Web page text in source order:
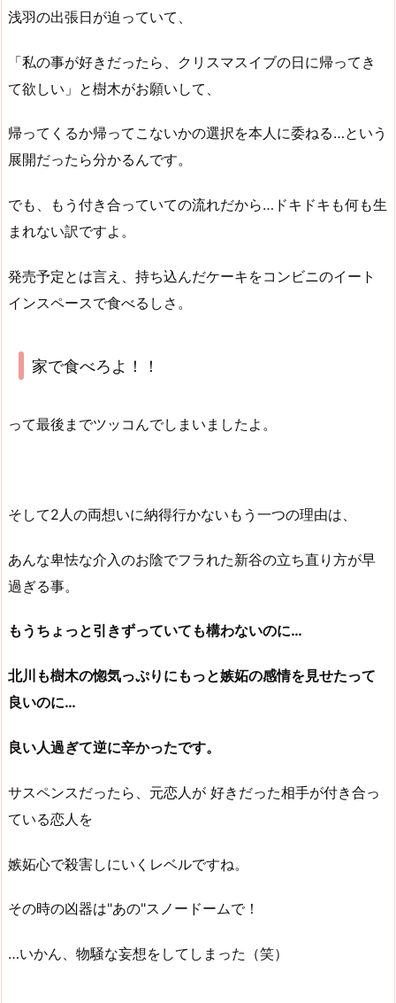
浅羽の出張日が迫っていて、
「私の事が好きだったら、クリスマスイブの日に帰ってき
て欲しい」と樹木がお願いして、
帰ってくるか帰ってこないかの選択を本人に委ねる…という
展開だったら分かるんです。
でも、もう付き合っていての流れだから…ドキドキも何も生
まれない訳ですよ。
発売予定とは言え、持ち込んだケーキをコンビニのイート
インスペースで食べるしさ。
家で食べろよ！！
って最後までツッコんでしまいましたよ。
そして2人の両想いに納得行かないもう一つの理由は、
あんな卑怯な介入のお陰でフラれた新谷の立ち直り方が早
過ぎる事。
もうちょっと引きずっていても構わないのに…
北川も樹木の惚気っぷりにもっと嫉妬の感情を見せたって
良いのに…
良い人過ぎて逆に辛かったです。
サスペンスだったら、元恋人が 好きだった相手が付き合っ
ている恋人を
嫉妬心で殺害しにいくレベルですね。
その時の凶器は"あの"スノードームで！
…いかん、物騒な妄想をしてしまった（笑）